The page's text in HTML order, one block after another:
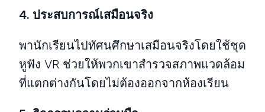
4. ประสบการณ์เสมือนจริง
พานักเรียนไปทัศนศึกษาเสมือนจริงโดยใช้ชุด
หูฟัง VR ช่วยให้พวกเขาสํารวจสภาพแวดล้อม
ที่แตกต่างกันโดยไม่ต้องออกจากห้องเรียน